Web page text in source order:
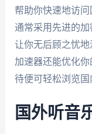
帮助你快速地访
通常采用先进的
让你无后顾之忧
加速器还能优化
待便可轻松浏览国
国外听音